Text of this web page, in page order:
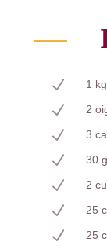
N 1
N 2
N 3
N 30
N 2
N 25
N 25